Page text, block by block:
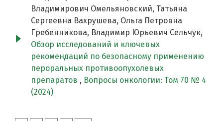
Владимирович Омельяновский, Татьяна
Сергеевна Вахрушева, Ольга Петровна
Гребенникова, Владимир Юрьевич Сельчук,
Обзор исследований и ключевых
рекомендаций по безопасному применению
пероральных противоопухолевых
препаратов , Вопросы онкологии: Том 70 № 4
(2024)